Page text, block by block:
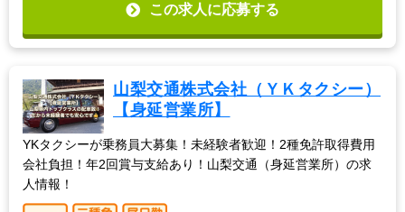
この求人に応募する
山梨交通株式会社（ＹＫタクシー）
【身延営業所】
YKタクシーが乗務員大募集！未経験者歓迎！2種免許取得費用
会社負担！年2回賞与支給あり！山梨交通（身延営業所）の求
人情報！